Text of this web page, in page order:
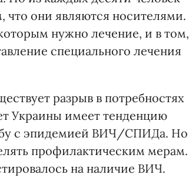
они являются носителями.
нужно лечение, и в том,
специального лечения
разрыв в потребностях
Украины имеет тенденцию
с эпидемией ВИЧ/СПИДа. Но
профилактическим мерам.
на наличие ВИЧ.